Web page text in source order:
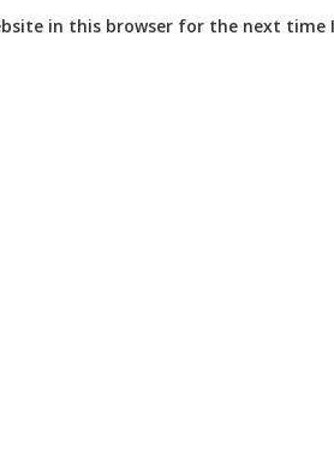
in this browser for the next time